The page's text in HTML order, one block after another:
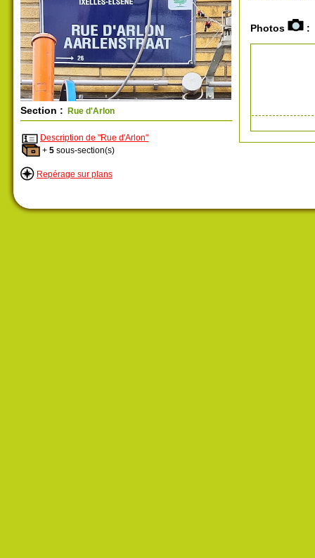
Section : Rue d'Arlon
Description de "Rue d'Arlon"
+ 5 sous-section(s)
Repérage sur plans
Photos :